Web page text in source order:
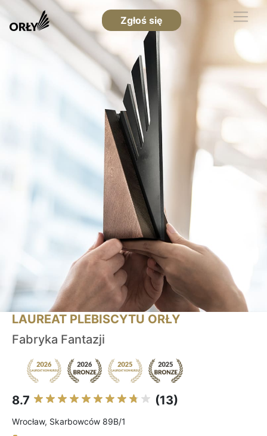
Zgłoś się
LAUREAT PLEBISCYTU ORŁY
Fabryka Fantazji
8.7 (13)
Wrocław, Skarbowców 89B/1